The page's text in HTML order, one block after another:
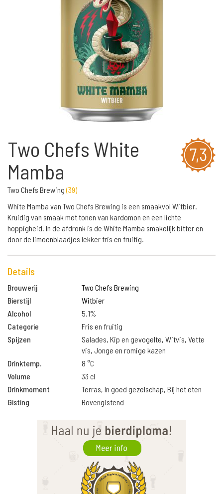
7,3
Two Chefs White
Mamba
Two Chefs Brewing(39)
White Mamba van Two Chefs Brewing is een smaakvol Witbier.
Kruidig van smaak met tonen van kardomon en een lichte
hoppigheid. In de afdronk is de White Mamba smakelijk bitter en
door de limoenblaadjes lekker fris en fruitig.
Details
Brouwerij
Two Chefs Brewing
Bierstijl
Witbier
Alcohol
5.1%
Categorie
Fris en fruitig
Spijzen
Salades, Kip en gevogelte, Witvis, Vette
vis, Jonge en romige kazen
Drinktemp.
8 °C
Volume
33 cl
Drinkmoment
Terras, In goed gezelschap, Bij het eten
Gisting
Bovengistend